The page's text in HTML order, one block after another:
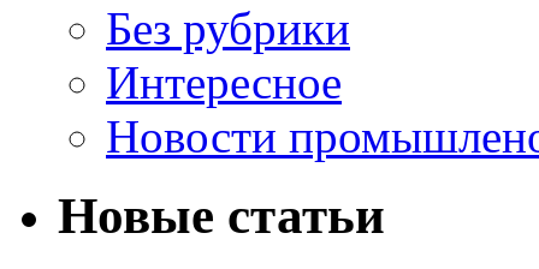
Без рубрики
Интересное
Новости
Новые статьи